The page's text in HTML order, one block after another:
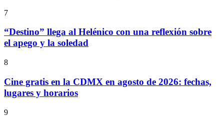
7
“Destino” llega al Helénico con una reflexión sobre
el apego y la soledad
8
Cine gratis en la CDMX en agosto de 2026: fechas,
lugares y horarios
9